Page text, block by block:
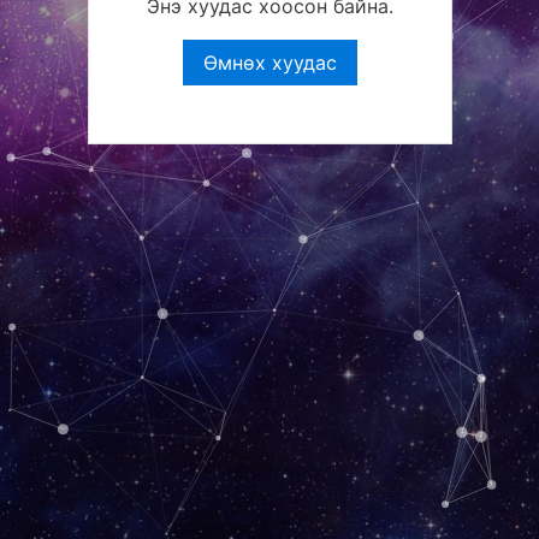
Энэ хуудас хоосон байна.
Өмнөх хуудас